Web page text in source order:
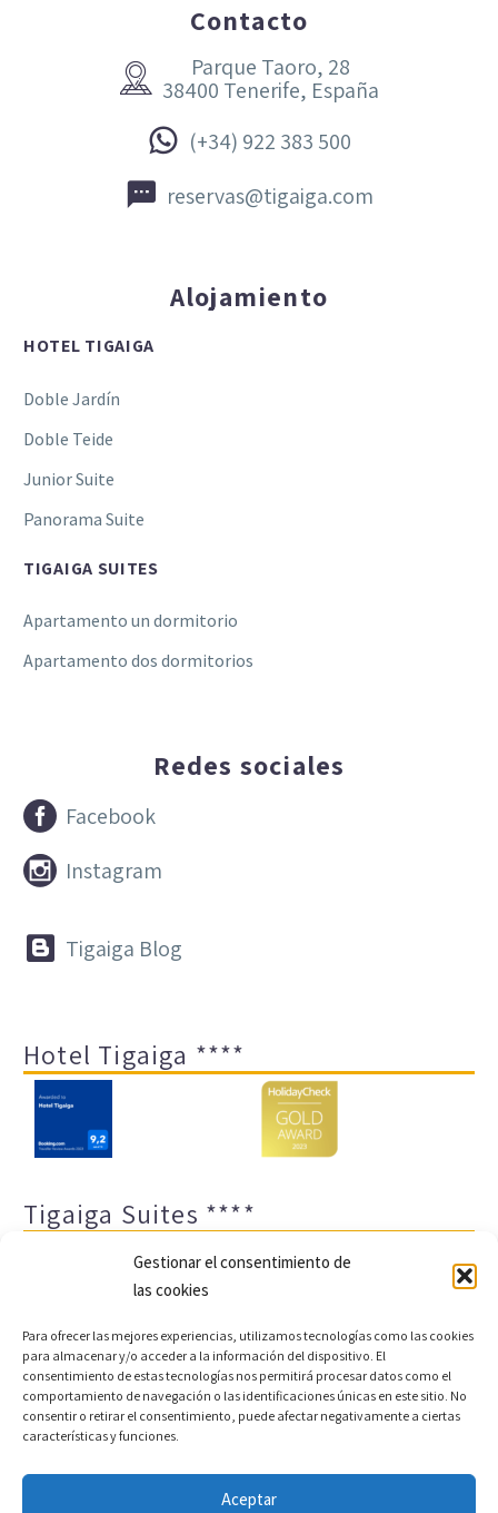
Gestionar el consentimiento de
las cookies
Para ofrecer las mejores experiencias, utilizamos tecnologías como las cookies
para almacenar y/o acceder a la información del dispositivo. El
consentimiento de estas tecnologías nos permitirá procesar datos como el
comportamiento de navegación o las identificaciones únicas en este sitio. No
consentir o retirar el consentimiento, puede afectar negativamente a ciertas
características y funciones.
Aceptar
Contacto


Parque Taoro, 28
38400 Tenerife, España

 (+34) 922 383 500

 reservas@tigaiga.com
Alojamiento
HOTEL TIGAIGA
Doble Jardín
Doble Teide
Junior Suite
Panorama Suite
TIGAIGA SUITES
Apartamento un dormitorio
Apartamento dos dormitorios
Redes sociales

 Facebook

 Instagram

 Tigaiga Blog
Hotel Tigaiga ****
Tigaiga Suites ****
Aviso legal y política de privacidad
Transparencia
Cookies
Sitemap